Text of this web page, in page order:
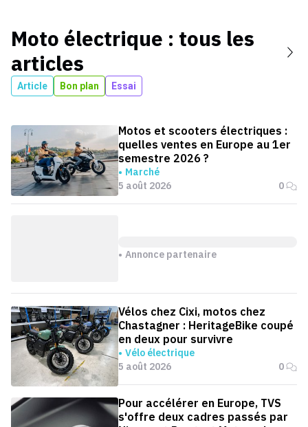
Moto électrique : tous les
articles
Article Bon plan Essai
Motos et scooters électriques :
quelles ventes en Europe au 1er
semestre 2026 ?
Marché
5 août 2026
0
Annonce partenaire
Vélos chez Cixi, motos chez
Chastagner : HeritageBike coupé
en deux pour survivre
Vélo électrique
5 août 2026
0
Pour accélérer en Europe, TVS
s'offre deux cadres passés par